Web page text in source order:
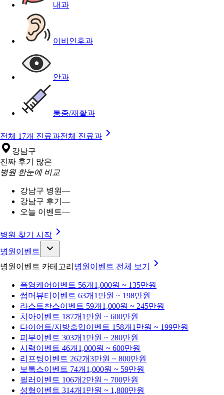
내과
이비인후과
안과
통증/재활과
전체 17개 진료과전체 진료과
강남구
진짜 후기 많은
병원 한눈에 비교
강남구 병원—
강남구 후기 —
오늘 이벤트—
병원 찾기 시작
병원이벤트
병원이벤트 카테고리 병원이벤트 전체 보기
폭염케어 이벤트 56개 1,000원 ~ 135만원
썸머뷰티 이벤트 63개 1만원 ~ 198만원
라스트찬스이벤트 59개 1,000원 ~ 245만원
치아이벤트 187개 1만원 ~ 600만원
다이어트/지방흡입이벤트 158개 1만원 ~ 199만원
피부이벤트 303개 1만원 ~ 280만원
시력이벤트 46개 1,000원 ~ 600만원
리프팅이벤트 262개3만원 ~ 800만원
보톡스이벤트 74개 1,000원 ~ 59만원
필러 이벤트 106개 2만원 ~ 700만원
성형이벤트 314개 1만원 ~ 1,800만원